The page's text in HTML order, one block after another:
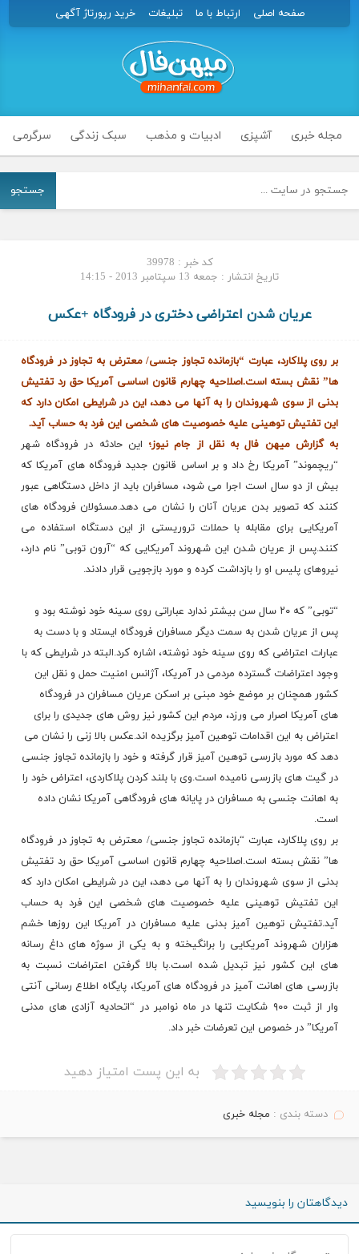
صفحه اصلی ارتباط با ما تبلیغات خرید رپورتاژ آگهی
مجله خبری آشپزی ادبیات و مذهب سبک زندگی سرگرمی
جستجو
کد خبر : 39978
تاریخ انتشار : جمعه 13 سپتامبر 2013 - 14:15
عریان شدن اعتراضی دختری در فرودگاه +عکس
بر روی پلاکارد، عبارت “بازمانده تجاوز جنسی/ معترض به تجاوز در فرودگاه
ها” نقش بسته است.اصلاحیه چهارم قانون اساسی آمریکا حق رد تفتیش
بدنی از سوی شهروندان را به آنها می دهد، این در شرایطی امکان دارد که
این تفتیش توهینی علیه خصوصیت های شخصی این فرد به حساب آید.
به گزارش میهن فال به نقل از جام نیوز؛ این حادثه در فرودگاه شهر
“ریچموند” آمریکا رخ داد و بر اساس قانون جدید فرودگاه های آمریکا که
بیش از دو سال است اجرا می شود، مسافران باید از داخل دستگاهی عبور
کنند که تصویر بدن عریان آنان را نشان می دهد.مسئولان فرودگاه های
آمریکایی برای مقابله با حملات تروریستی از این دستگاه استفاده می
کنند.پس از عریان شدن این شهروند آمریکایی که “آرون توبی” نام دارد،
نیروهای پلیس او را بازداشت کرده و مورد بازجویی قرار دادند.
“توبی” که ۲۰ سال سن بیشتر ندارد عباراتی روی سینه خود نوشته بود و
پس از عریان شدن به سمت دیگر مسافران فرودگاه ایستاد و با دست به
عبارات اعتراضی که روی سینه خود نوشته، اشاره کرد.البته در شرایطی که با
وجود اعتراضات گسترده مردمی در آمریکا، آژانس امنیت حمل و نقل این
کشور همچنان بر موضع خود مبنی بر اسکن عریان مسافران در فرودگاه
های آمریکا اصرار می ورزد، مردم این کشور نیز روش های جدیدی را برای
اعتراض به این اقدامات توهین آمیز برگزیده اند.عکس بالا زنی را نشان می
دهد که مورد بازرسی توهین آمیز قرار گرفته و خود را بازمانده تجاوز جنسی
در گیت های بازرسی نامیده است.وی با بلند کردن پلاکاردی، اعتراض خود را
به اهانت جنسی به مسافران در پایانه های فرودگاهی آمریکا نشان داده
است.
بر روی پلاکارد، عبارت “بازمانده تجاوز جنسی/ معترض به تجاوز در فرودگاه
ها” نقش بسته است.اصلاحیه چهارم قانون اساسی آمریکا حق رد تفتیش
بدنی از سوی شهروندان را به آنها می دهد، این در شرایطی امکان دارد که
این تفتیش توهینی علیه خصوصیت های شخصی این فرد به حساب
آید.تفتیش توهین آمیز بدنی علیه مسافران در آمریکا این روزها خشم
هزاران شهروند آمریکایی را برانگیخته و به یکی از سوژه های داغ رسانه
های این کشور نیز تبدیل شده است.با بالا گرفتن اعتراضات نسبت به
بازرسی های اهانت آمیز در فرودگاه های آمریکا، پایگاه اطلاع رسانی آنتی
وار از ثبت ۹۰۰ شکایت تنها در ماه نوامبر در “اتحادیه آزادی های مدنی
آمریکا” در خصوص این تعرضات خبر داد.
به این پست امتیاز دهید
دسته بندی : مجله خبری
دیدگاهتان را بنویسید